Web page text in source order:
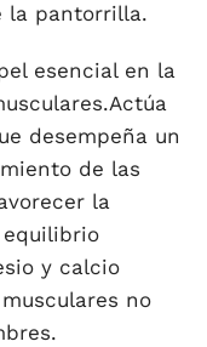
la pantorrilla.
esencial en la
desempeña un
de las
la
equilibrio
y calcio
no